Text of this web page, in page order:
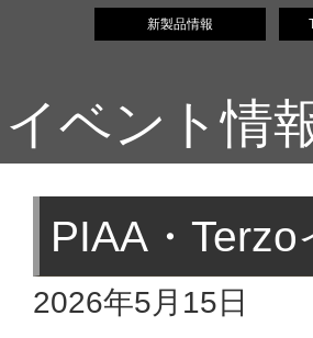
新製品情報
イベント情
PIAA・
2026年5月15日